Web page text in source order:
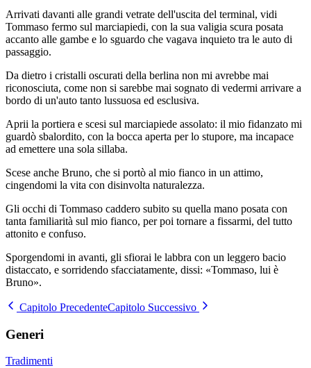
Arrivati davanti alle grandi vetrate dell'uscita del terminal, vidi
Tommaso fermo sul marciapiedi, con la sua valigia scura posata
accanto alle gambe e lo sguardo che vagava inquieto tra le auto di
passaggio.
Da dietro i cristalli oscurati della berlina non mi avrebbe mai
riconosciuta, come non si sarebbe mai sognato di vedermi arrivare a
bordo di un'auto tanto lussuosa ed esclusiva.
Aprii la portiera e scesi sul marciapiede assolato: il mio fidanzato mi
guardò sbalordito, con la bocca aperta per lo stupore, ma incapace
ad emettere una sola sillaba.
Scese anche Bruno, che si portò al mio fianco in un attimo,
cingendomi la vita con disinvolta naturalezza.
Gli occhi di Tommaso caddero subito su quella mano posata con
tanta familiarità sul mio fianco, per poi tornare a fissarmi, del tutto
attonito e confuso.
Sporgendomi in avanti, gli sfiorai le labbra con un leggero bacio
distaccato, e sorridendo sfacciatamente, dissi: «Tommaso, lui è
Bruno».
Capitolo PrecedenteCapitolo Successivo
Generi
Tradimenti